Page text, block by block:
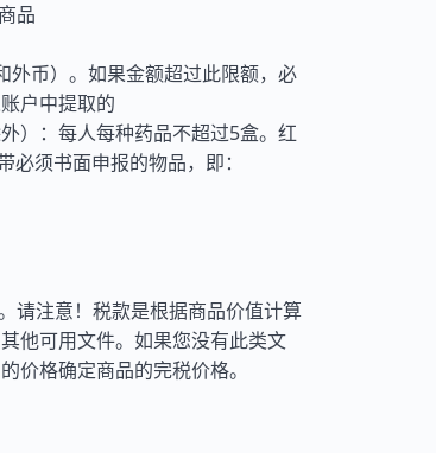
品
外币）。如果金额超过此限额，必
户中提取的
）：每人每种药品不超过5盒。红
必须书面申报的物品，即：
请注意！税款是根据商品价值计算
他可用文件。如果您没有此类文
价格确定商品的完税价格。